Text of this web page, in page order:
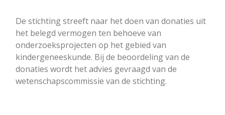
De stichting streeft naar het doen van donaties uit
het belegd vermogen ten behoeve van
onderzoeksprojecten op het gebied van
kindergeneeskunde. Bij de beoordeling van de
donaties wordt het advies gevraagd van de
wetenschapscommissie van de stichting.